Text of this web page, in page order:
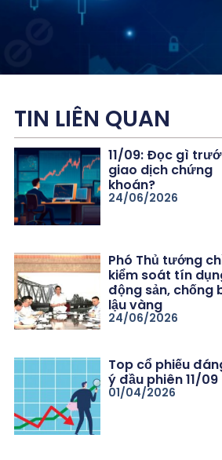
TIN LIÊN QUAN
11/09: Đọc gì
giao dịch chứng
khoán?
24/06/2026
Phó Thủ tướng
kiểm soát tín
động sản, chống
lậu vàng
24/06/2026
Top cổ phiếu
ý đầu phiên 11/09
01/04/2026